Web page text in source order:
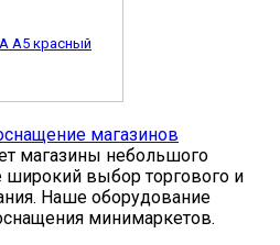
А5 красный
магазины небольшого
широкий выбор торгового и
Наше оборудование
минимаркетов.